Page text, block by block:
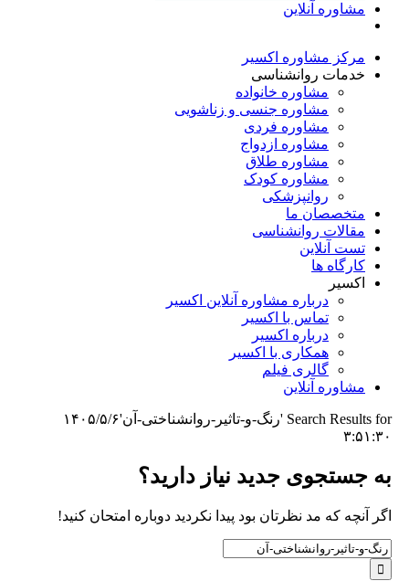
مشاوره آنلاین
مرکز مشاوره اکسیر
خدمات روانشناسی
مشاوره خانواده
مشاوره جنسی و زناشویی
مشاوره فردی
مشاوره ازدواج
مشاوره طلاق
مشاوره کودک
روانپزشکی
متخصصان ما
مقالات روانشناسی
تست آنلاین
کارگاه ها
اکسیر
درباره مشاوره آنلاین اکسیر
تماس با اکسیر
درباره اکسیر
همکاری با اکسیر
گالری فیلم
مشاوره آنلاین
Search Results for 'رنگ-و-تاثیر-روانشناختی-آن'
۱۴۰۵/۵/۶
۳:۵۱:۳۰
به جستجوی جديد نياز داريد؟
اگر آنچه که مد نظرتان بود پیدا نکردید دوباره امتحان کنید!
Search
for: